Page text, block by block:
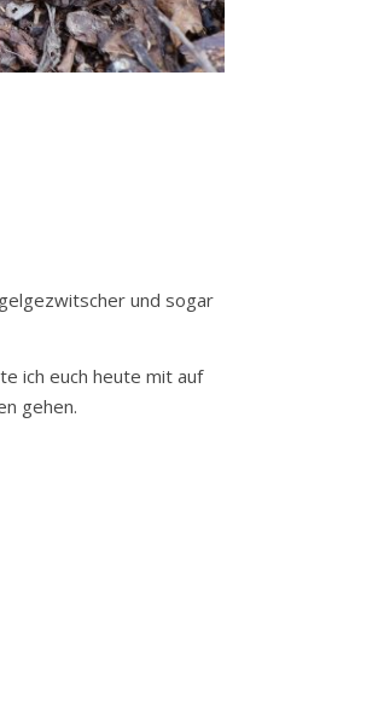
und sogar
ich euch heute mit auf
gehen.